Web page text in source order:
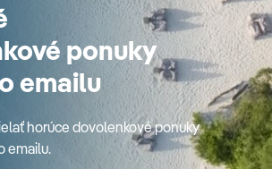
ponuky
emailu
horúce dovolenkové ponuky
emailu.